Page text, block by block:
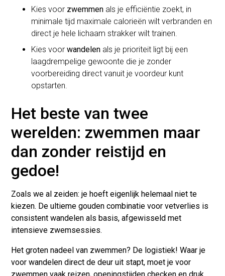
Kies voor zwemmen als je efficiëntie zoekt, in
minimale tijd maximale calorieën wilt verbranden en
direct je hele lichaam strakker wilt trainen.
Kies voorwandelen als je prioriteit ligt bij een
laagdrempelige gewoonte die je zonder
voorbereiding direct vanuit je voordeur kunt
opstarten.
Het beste van twee
werelden: zwemmen maar
dan zonder reistijd en
gedoe!
Zoals we al zeiden: je hoeft eigenlijk helemaal niet te
kiezen. De ultieme gouden combinatie voor vetverlies is
consistent wandelen als basis, afgewisseld met
intensieve zwemsessies.
Het groten nadeel van zwemmen? De logistiek! Waar je
voor wandelen direct de deur uit stapt, moet je voor